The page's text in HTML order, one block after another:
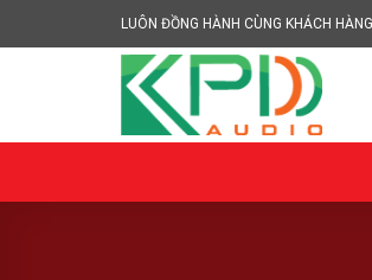
to
LUÔN ĐỒNG HÀNH CÙNG KHÁCH HÀNG